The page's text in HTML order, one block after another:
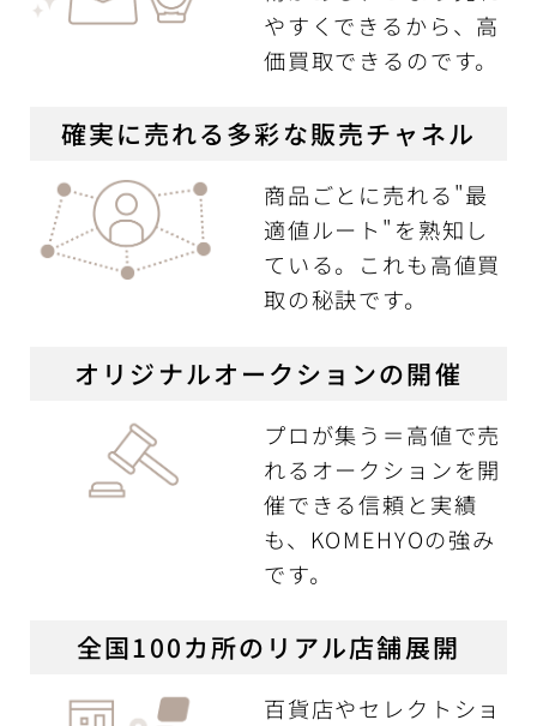
やすくできるから、高
価買取できるのです。
確実に売れる多彩な販売チャネル
商品ごとに売れる"最
適値ルート"を熟知し
ている。これも高値買
取の秘訣です。
オリジナルオークションの開催
プロが集う＝高値で売
れるオークションを開
催できる信頼と実績
も、KOMEHYOの強み
です。
全国100カ所のリアル店舗展開
百貨店やセレクトショ